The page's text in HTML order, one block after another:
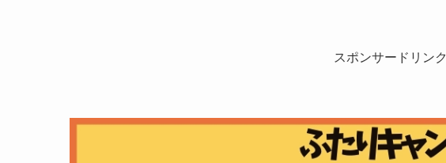
スポンサードリンク